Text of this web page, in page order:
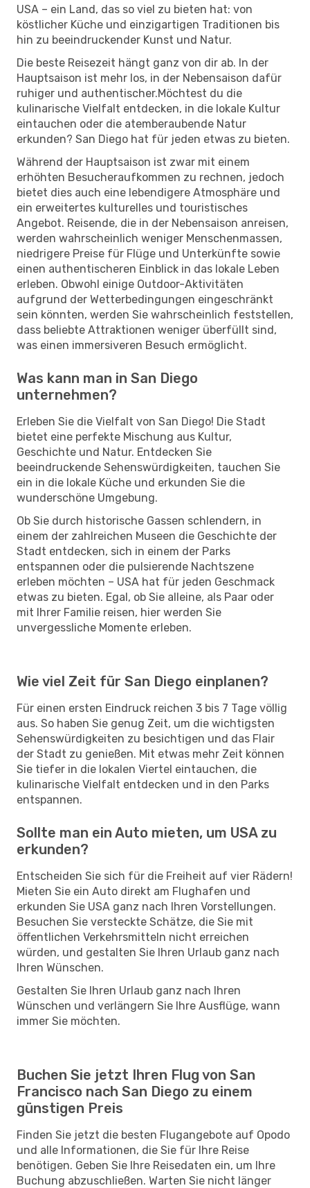
USA – ein Land, das so viel zu bieten hat: von
köstlicher Küche und einzigartigen Traditionen bis
hin zu beeindruckender Kunst und Natur.
Die beste Reisezeit hängt ganz von dir ab. In der
Hauptsaison ist mehr los, in der Nebensaison dafür
ruhiger und authentischer.Möchtest du die
kulinarische Vielfalt entdecken, in die lokale Kultur
eintauchen oder die atemberaubende Natur
erkunden? San Diego hat für jeden etwas zu bieten.
Während der Hauptsaison ist zwar mit einem
erhöhten Besucheraufkommen zu rechnen, jedoch
bietet dies auch eine lebendigere Atmosphäre und
ein erweitertes kulturelles und touristisches
Angebot. Reisende, die in der Nebensaison anreisen,
werden wahrscheinlich weniger Menschenmassen,
niedrigere Preise für Flüge und Unterkünfte sowie
einen authentischeren Einblick in das lokale Leben
erleben. Obwohl einige Outdoor-Aktivitäten
aufgrund der Wetterbedingungen eingeschränkt
sein könnten, werden Sie wahrscheinlich feststellen,
dass beliebte Attraktionen weniger überfüllt sind,
was einen immersiveren Besuch ermöglicht.
Was kann man in San Diego
unternehmen?
Erleben Sie die Vielfalt von San Diego! Die Stadt
bietet eine perfekte Mischung aus Kultur,
Geschichte und Natur. Entdecken Sie
beeindruckende Sehenswürdigkeiten, tauchen Sie
ein in die lokale Küche und erkunden Sie die
wunderschöne Umgebung.
Ob Sie durch historische Gassen schlendern, in
einem der zahlreichen Museen die Geschichte der
Stadt entdecken, sich in einem der Parks
entspannen oder die pulsierende Nachtszene
erleben möchten – USA hat für jeden Geschmack
etwas zu bieten. Egal, ob Sie alleine, als Paar oder
mit Ihrer Familie reisen, hier werden Sie
unvergessliche Momente erleben.
Wie viel Zeit für San Diego einplanen?
Für einen ersten Eindruck reichen 3 bis 7 Tage völlig
aus. So haben Sie genug Zeit, um die wichtigsten
Sehenswürdigkeiten zu besichtigen und das Flair
der Stadt zu genießen. Mit etwas mehr Zeit können
Sie tiefer in die lokalen Viertel eintauchen, die
kulinarische Vielfalt entdecken und in den Parks
entspannen.
Sollte man ein Auto mieten, um USA zu
erkunden?
Entscheiden Sie sich für die Freiheit auf vier Rädern!
Mieten Sie ein Auto direkt am Flughafen und
erkunden Sie USA ganz nach Ihren Vorstellungen.
Besuchen Sie versteckte Schätze, die Sie mit
öffentlichen Verkehrsmitteln nicht erreichen
würden, und gestalten Sie Ihren Urlaub ganz nach
Ihren Wünschen.
Gestalten Sie Ihren Urlaub ganz nach Ihren
Wünschen und verlängern Sie Ihre Ausflüge, wann
immer Sie möchten.
Buchen Sie jetzt Ihren Flug von San
Francisco nach San Diego zu einem
günstigen Preis
Finden Sie jetzt die besten Flugangebote auf Opodo
und alle Informationen, die Sie für Ihre Reise
benötigen. Geben Sie Ihre Reisedaten ein, um Ihre
Buchung abzuschließen. Warten Sie nicht länger